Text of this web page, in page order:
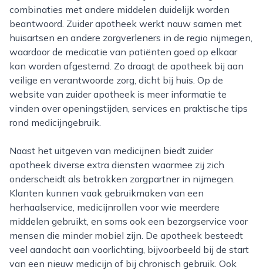
combinaties met andere middelen duidelijk worden
beantwoord. Zuider apotheek werkt nauw samen met
huisartsen en andere zorgverleners in de regio nijmegen,
waardoor de medicatie van patiënten goed op elkaar
kan worden afgestemd. Zo draagt de apotheek bij aan
veilige en verantwoorde zorg, dicht bij huis. Op de
website van zuider apotheek is meer informatie te
vinden over openingstijden, services en praktische tips
rond medicijngebruik.
Naast het uitgeven van medicijnen biedt zuider
apotheek diverse extra diensten waarmee zij zich
onderscheidt als betrokken zorgpartner in nijmegen.
Klanten kunnen vaak gebruikmaken van een
herhaalservice, medicijnrollen voor wie meerdere
middelen gebruikt, en soms ook een bezorgservice voor
mensen die minder mobiel zijn. De apotheek besteedt
veel aandacht aan voorlichting, bijvoorbeeld bij de start
van een nieuw medicijn of bij chronisch gebruik. Ook